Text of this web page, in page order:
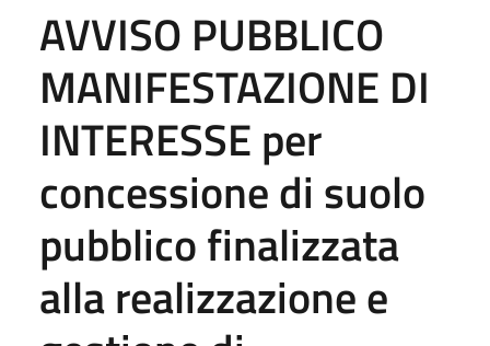
AVVISO PUBBLICO
MANIFESTAZIONE DI
INTERESSE per
concessione di suolo
pubblico finalizzata
alla realizzazione e